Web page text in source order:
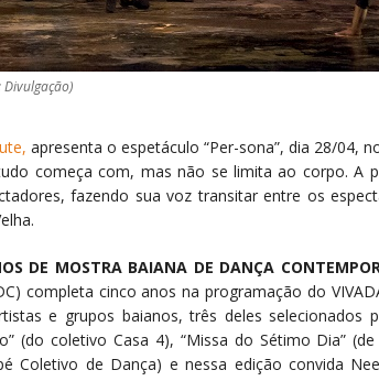
Divulgação)
apresenta o espetáculo “Per-sona”, dia 28/04,
começa com, mas não se limita ao corpo. A
fazendo sua voz transitar entre os
DE MOSTRA BAIANA DE DANÇA
completa cinco anos na programação do
e grupos baianos, três deles
(do coletivo Casa 4), “Missa do Sétimo Dia”
Coletivo de Dança) e nessa edição convida